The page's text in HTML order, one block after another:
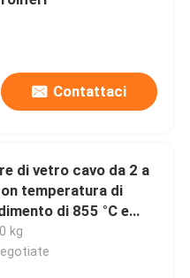
Contattaci
di vetro cavo da 2 a
temperatura di
di 855 °C e
resistenza chimica
petrolifera
kg